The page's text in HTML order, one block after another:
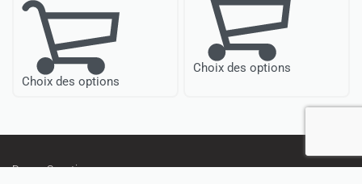
Choix des options
Choix des options
Danse Sportive